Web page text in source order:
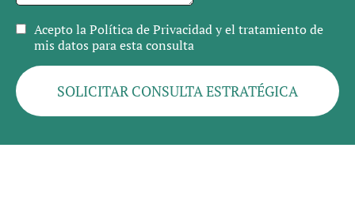
Acepto la Política de Privacidad y el tratamiento de
mis datos para esta consulta
SOLICITAR CONSULTA ESTRATÉGICA